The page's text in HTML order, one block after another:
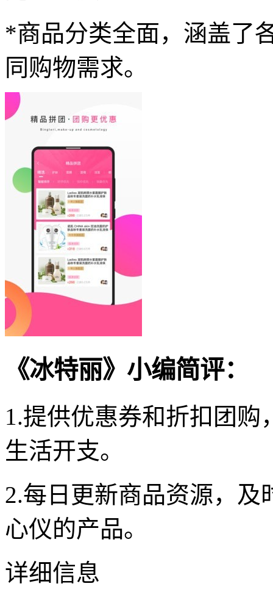
*商品分类全面，涵盖了
同购物需求。
《冰特丽》小编简评：
1.提供优惠券和折扣团
生活开支。
2.每日更新商品资源，
心仪的产品。
详细信息